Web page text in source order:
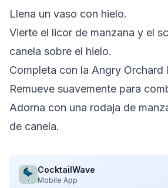
Llena un vaso con hielo.
Vierte el licor de manzana y el
canela sobre el hielo.
Completa con la Angry Orchard
Remueve suavemente para
Adorna con una rodaja de
de canela.
CocktailWave
Mobile App